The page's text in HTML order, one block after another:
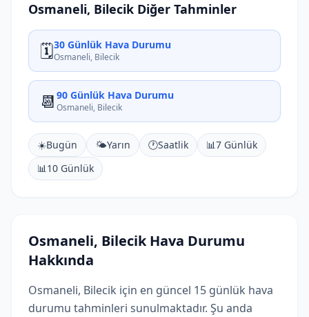
Osmaneli, Bilecik Diğer Tahminler
🗓️30 Günlük Hava Durumu
Osmaneli, Bilecik
📆 90 Günlük Hava Durumu
Osmaneli, Bilecik
☀️Bugün 🌤️Yarın 🕐Saatlik 📊7 Günlük
📊10 Günlük
Osmaneli, Bilecik Hava Durumu
Hakkında
Osmaneli, Bilecik için en güncel 15 günlük hava
durumu tahminleri sunulmaktadır. Şu anda